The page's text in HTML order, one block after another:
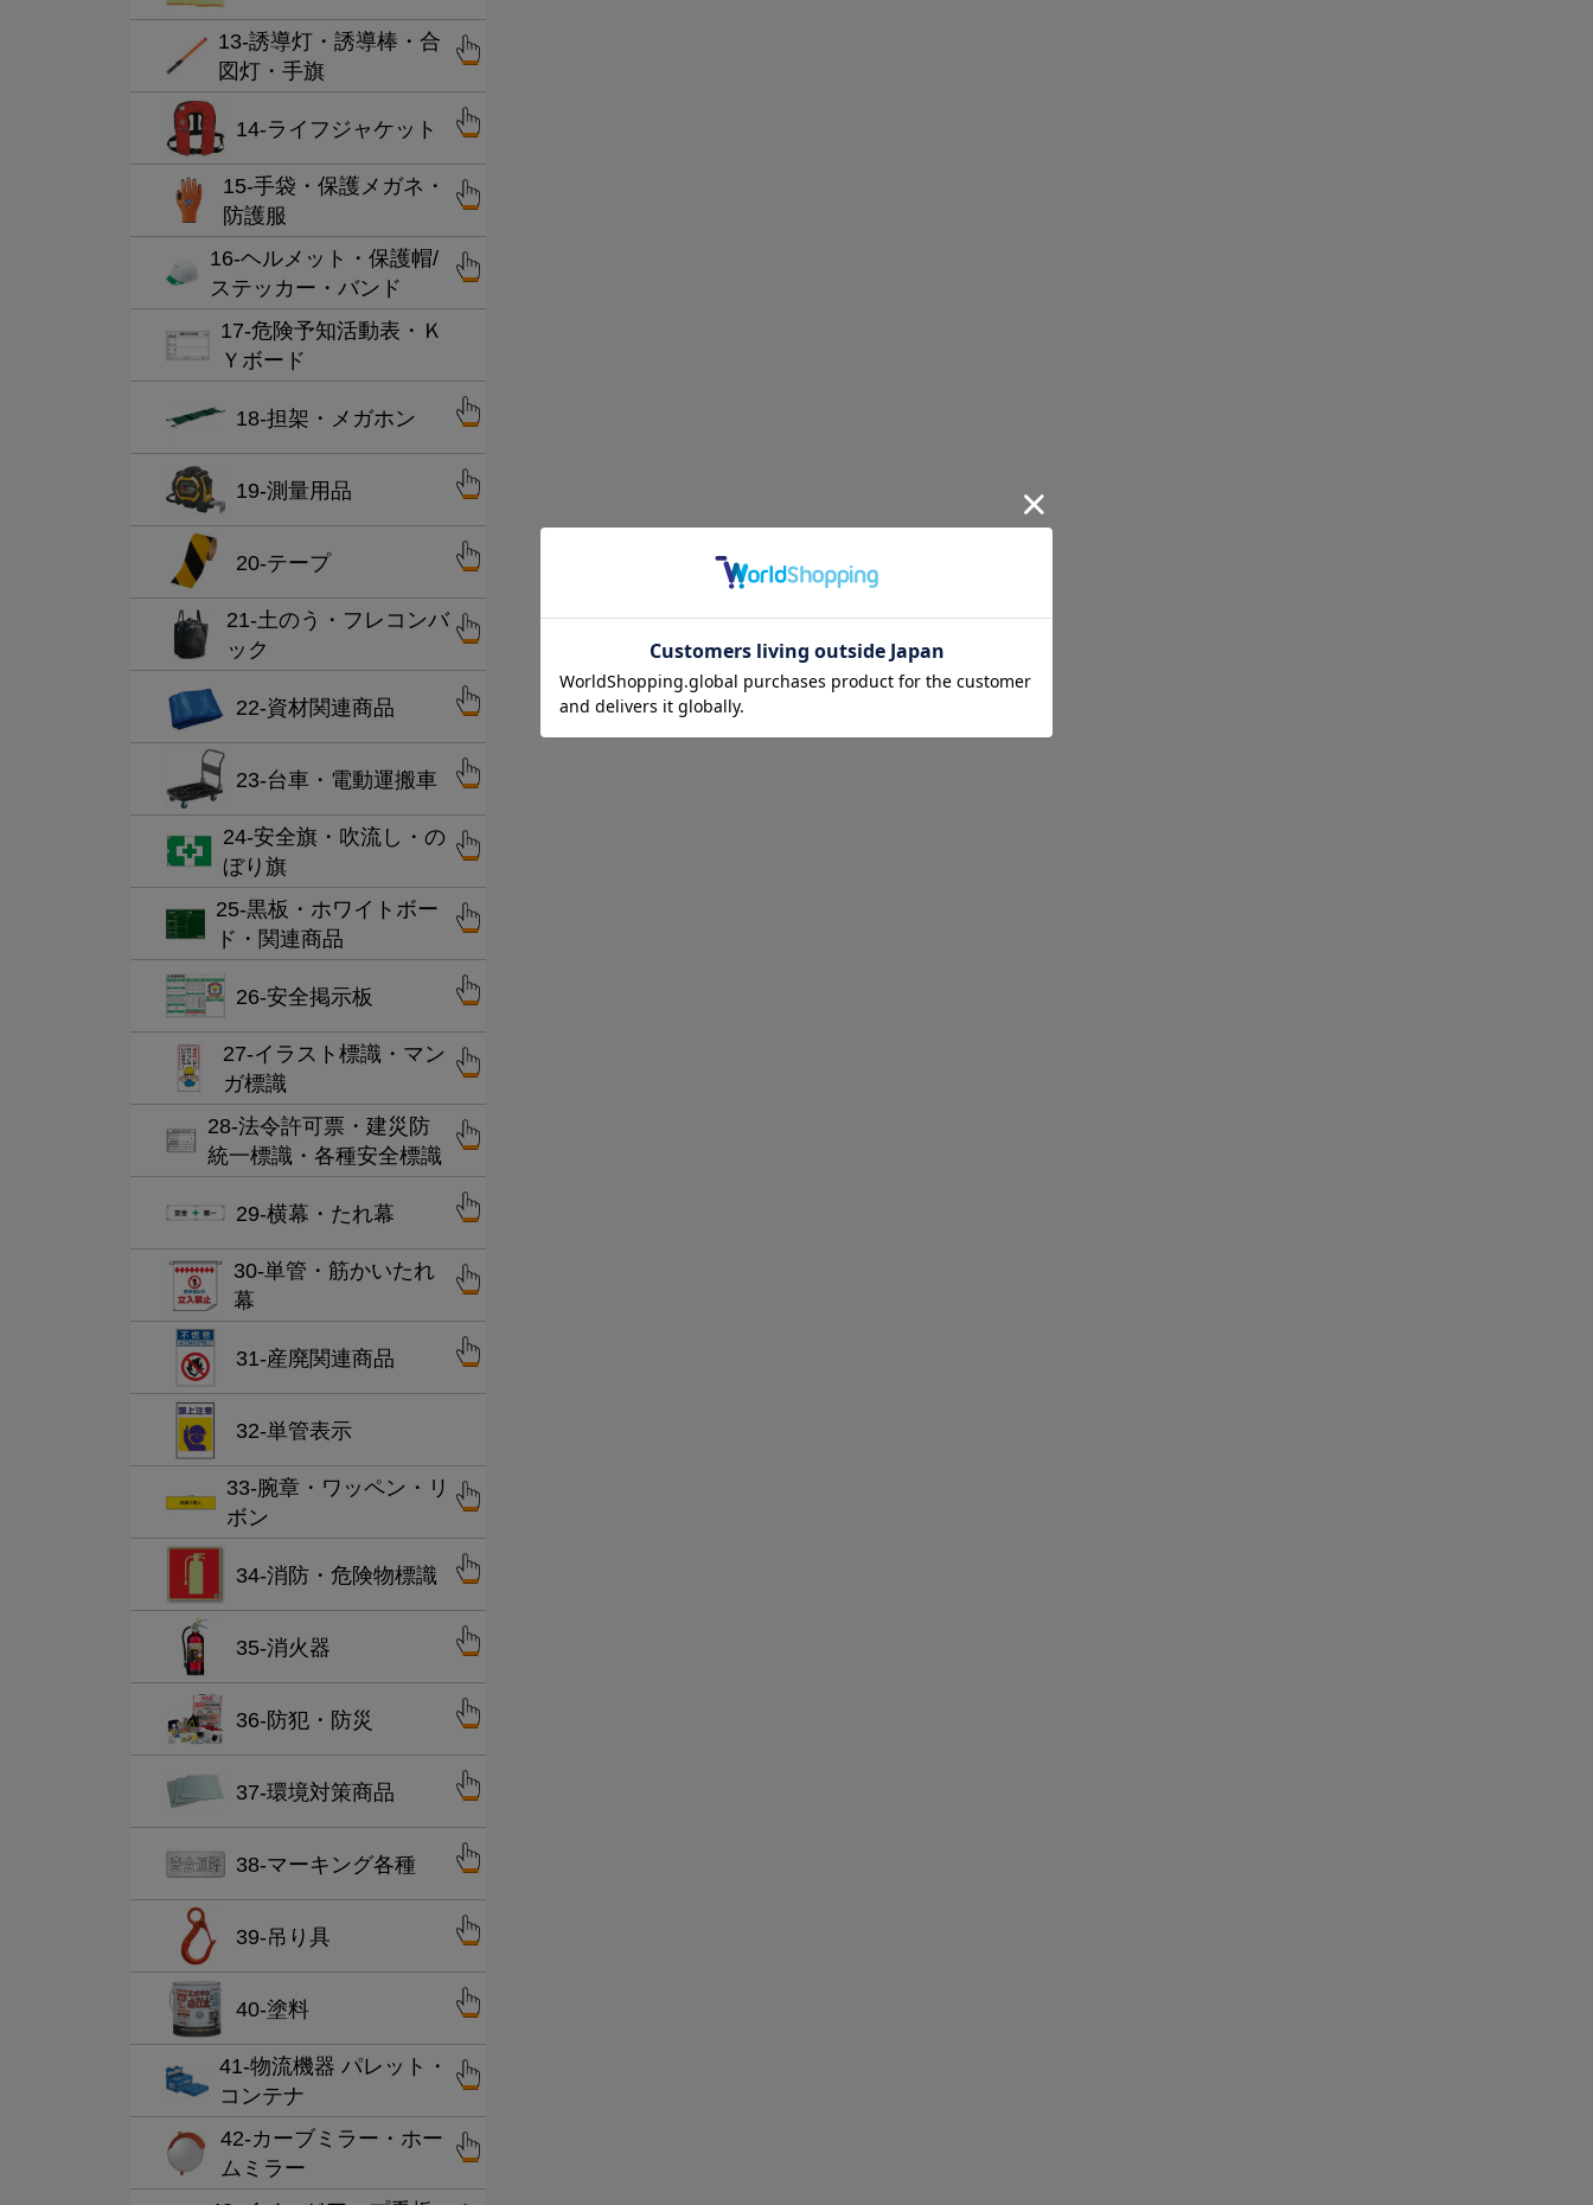
13-誘導灯・誘導棒・合
図灯・手旗
14-ライフジャケット
15-手袋・保護メガネ・
防護服
16-ヘルメット・保護帽/
ステッカー・バンド
17-危険予知活動表・Ｋ
Ｙボード
18-担架・メガホン
19-測量用品
20-テープ
21-土のう・フレコンバ
ック
22-資材関連商品
23-台車・電動運搬車
24-安全旗・吹流し・の
ぼり旗
25-黒板・ホワイトボー
ド・関連商品
26-安全掲示板
27-イラスト標識・マン
ガ標識
28-法令許可票・建災防
統一標識・各種安全標識
29-横幕・たれ幕
30-単管・筋かいたれ
幕
31-産廃関連商品
32-単管表示
33-腕章・ワッペン・リ
ボン
34-消防・危険物標識
35-消火器
36-防犯・防災
37-環境対策商品
38-マーキング各種
39-吊り具
40-塗料
41-物流機器 パレット・
コンテナ
42-カーブミラー・ホー
ムミラー